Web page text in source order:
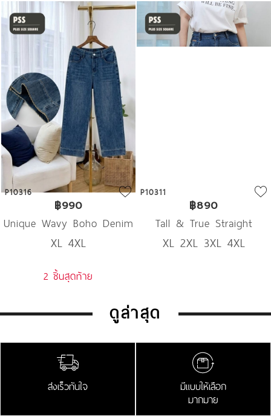
P10316
฿990
Unique Wavy Boho Denim
XL 4XL
2 ชิ้นสุดท้าย
P10311
฿890
Tall & True Straight
Denim
XL 2XL 3XL 4XL
ดูล่าสุด
ส่งเร็วทันใจ มีแบบให้เลือก
มากมาย